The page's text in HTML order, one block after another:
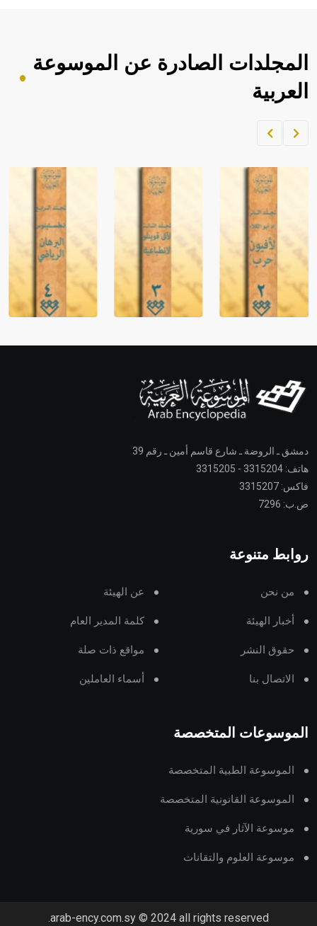
المجلدات الصادرة عن الموسوعة
العربية
دمشق ـ الروضة ـ شارع قاسم أمين ـ رقم 39
هاتف: 3315204 - 3315205
فاكس: 3315207
ص.ب: 7296
روابط متنوعة
من نحن عن الهيئة
أخبار الهيئة كلمة المدير العام
حقوق النشر مواقع ذات صلة
الاتصال بنا أسماء العاملين
الموسوعات المتخصصة
الموسوعة الطبية المتخصصة
الموسوعة القانونية المتخصصة
موسوعة الآثار في سورية
موسوعة العلوم والتقانات
arab-ency.com.sy © 2024 all rights reserved.